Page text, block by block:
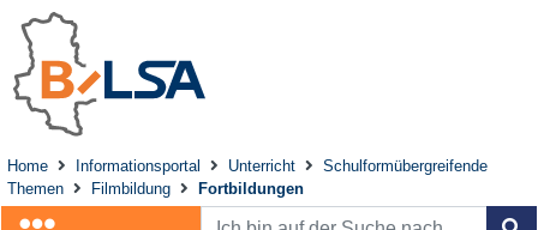
Home Informationsportal Unterricht
Schulformübergreifende
Themen
Filmbildung Fortbildungen